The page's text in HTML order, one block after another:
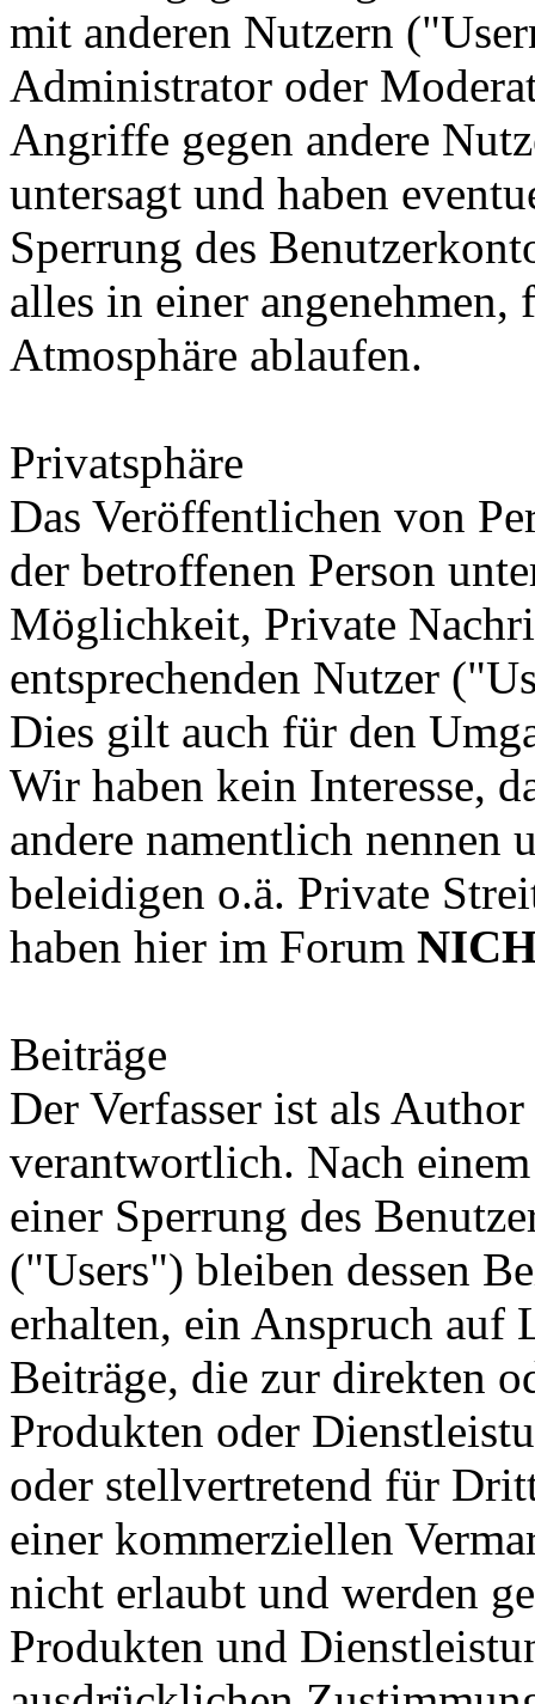
mit anderen Nutzern
Administrator oder
Angriffe gegen andere
untersagt und haben
Sperrung des
alles in einer
Atmosphäre ablaufen.
Privatsphäre
Das Veröffentlichen von
der betroffenen Person
Möglichkeit, Private
entsprechenden Nutzer
Dies gilt auch für den
Wir haben kein Interesse,
andere namentlich nennen
beleidigen o.ä. Private
haben hier im Forum
Beiträge
Der Verfasser ist als
verantwortlich. Nach
einer Sperrung des
("Users") bleiben dessen
erhalten, ein Anspruch auf
Beiträge, die zur direkten
Produkten oder
oder stellvertretend für
einer kommerziellen
nicht erlaubt und werden
Produkten und